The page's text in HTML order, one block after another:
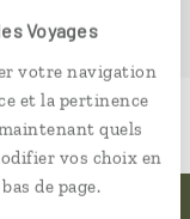
Voyages
votre navigation
et la pertinence
quels
vos choix en
de page.